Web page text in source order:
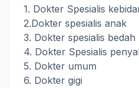
1. Dokter Spesialis
2.Dokter spesialis anak
3. Dokter spesialis bedah
4. Dokter Spesialis
5. Dokter umum
6. Dokter gigi